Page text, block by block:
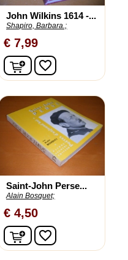
John Wilkins 1614 -...
Shapiro, Barbara.;
€ 7,99
In winkelwagen
favorite_border
Saint-John Perse...
Alain Bosquet;
€ 4,50
In winkelwagen
favorite_border